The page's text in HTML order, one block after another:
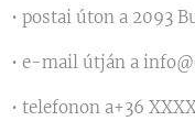
• postai úton a 2093
• e-mail útján a
• telefonon a+36